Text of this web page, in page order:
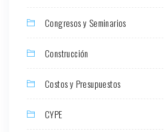
Congresos y Seminarios
Construcción
Costos y Presupuestos
CYPE